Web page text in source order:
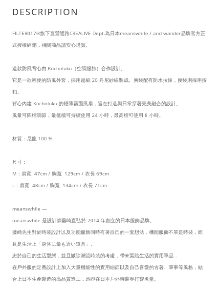
DESCRIPTION
FILTER017®旗下直營通路CREALIVE Dept.為日本meanswhile / and wander品牌官方正
式授權經銷，相關商品請安心購買。
這款防風背心由 Kūchōfuku（空調服飾）合作設計。
它是一款輕便的防風外套，採用超細 20 丹尼紗線製成。胸袋配有防水拉鍊，腰袋則採用按
扣。
背心內建 Kūchōfuku 的輕薄霧面風扇，旨在打造與日常穿著完美融合的設計。
風量可四檔調節，最低檔可持續使用 24 小時，最高檔可使用 8 小時。
材質：尼龍 100 %
尺寸：
M：肩寬 47cm / 胸寬 129cm / 衣長 69cm
L：肩寬 48cm / 胸寬 134cm / 衣長 71cm
meanswhile —
meanswhile 是設計師藤崎直弘於 2014 年創立的日本服飾品牌。
藤崎先生對於時裝設計以及功能服飾同時有著自己的一套想法，機能服飾不單是時裝，而
且是生活上「身体に最も近い道具」。
忠於自己的生活型態，並且撇除潮流時裝的考慮，帶來緊貼生活的實用單品，
在戶外服的定番設計上加入大量機能性的實用細節以及自己喜愛的古著、軍事等風格，結
合上日本生產製造的高品質造工，迅即在日本戶外時裝界打響名堂。